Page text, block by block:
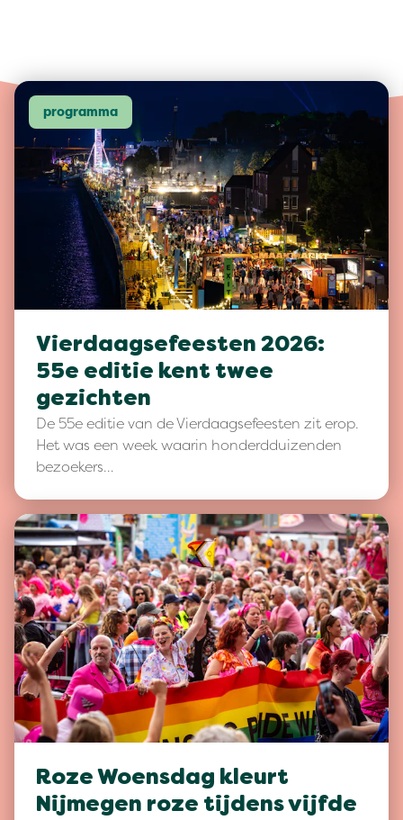
programma
Vierdaagsefeesten 2026:
55e editie kent twee
gezichten
De 55e editie van de Vierdaagsefeesten zit erop.
Het was een week waarin honderdduizenden
bezoekers…
Roze Woensdag kleurt
Nijmegen roze tijdens vijfde